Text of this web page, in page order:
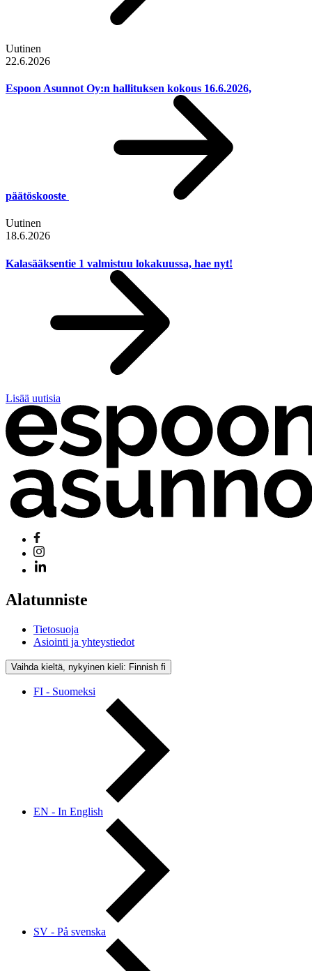
Uutinen
22.6.2026
Espoon Asunnot Oy:n hallituksen kokous 16.6.2026,
päätöskooste
Uutinen
18.6.2026
Kalasääksentie 1 valmistuu lokakuussa, hae nyt!
Lisää uutisia
Alatunniste
Tietosuoja
Asiointi ja yhteystiedot
Vaihda kieltä, nykyinen kieli: Finnish fi
FI - Suomeksi
EN - In English
SV - På svenska